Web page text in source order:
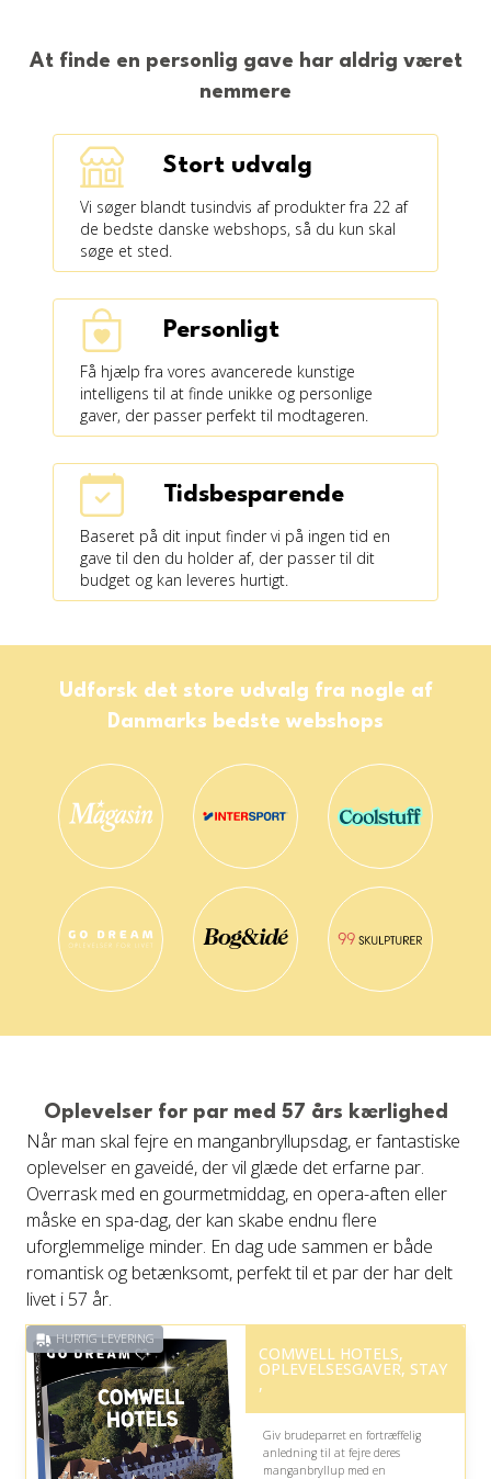
At finde en personlig gave har aldrig været
nemmere
Stort udvalg
Vi søger blandt tusindvis af produkter fra 22 af
de bedste danske webshops, så du kun skal
søge et sted.
Personligt
Få hjælp fra vores avancerede kunstige
intelligens til at finde unikke og personlige
gaver, der passer perfekt til modtageren.
Tidsbesparende
Baseret på dit input finder vi på ingen tid en
gave til den du holder af, der passer til dit
budget og kan leveres hurtigt.
Udforsk det store udvalg fra nogle af
Danmarks bedste webshops
Oplevelser for par med 57 års kærlighed
Når man skal fejre en manganbryllupsdag, er fantastiske
oplevelser en gaveidé, der vil glæde det erfarne par.
Overrask med en gourmetmiddag, en opera-aften eller
måske en spa-dag, der kan skabe endnu flere
uforglemmelige minder. En dag ude sammen er både
romantisk og betænksomt, perfekt til et par der har delt
livet i 57 år.
HURTIG LEVERING
COMWELL HOTELS,
OPLEVELSESGAVER, STAY
,
Giv brudeparret en fortræffelig
anledning til at fejre deres
manganbryllup med en